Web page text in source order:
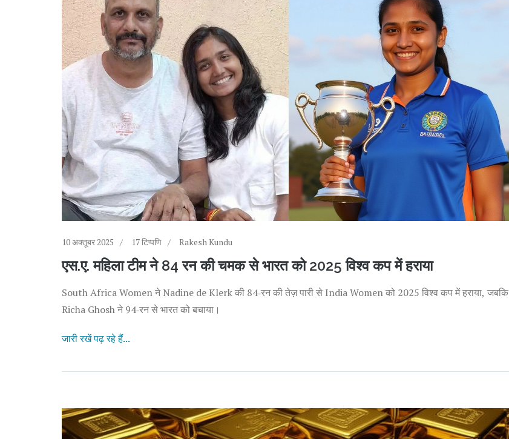
10 अक्तूबर 2025 17 टिप्पणि Rakesh Kundu
एस.ए. महिला टीम ने 84 रन की चमक से भारत को 2025 विश्व कप में हराया
South Africa Women ने Nadine de Klerk की 84‑रन की तेज़ पारी से India Women को 2025 विश्व कप में हराया, जबकि
Richa Ghosh ने 94‑रन से भारत को बचाया।
जारी रखें पढ़ रहे हैं...